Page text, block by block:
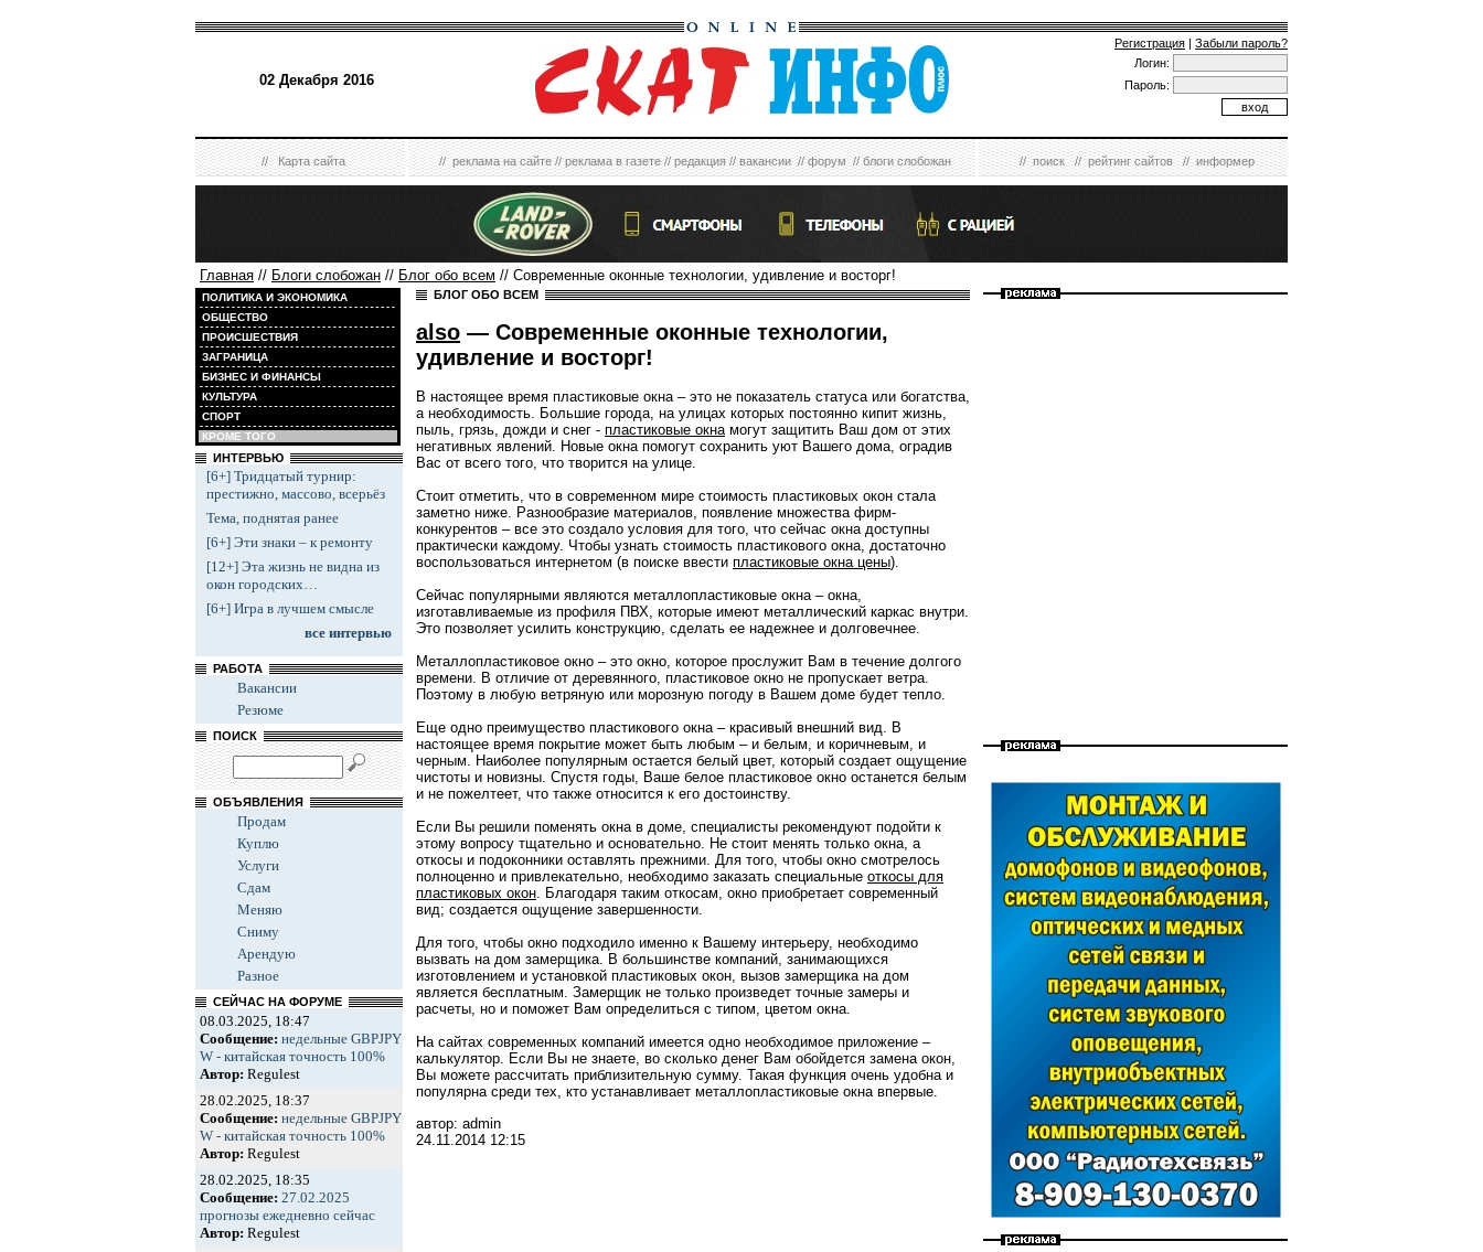
02 Декабря 2016
Регистрация | Забыли пароль?
Логин:
Пароль:
//Карта сайта //реклама на сайте//реклама в газете//редакция//вакансии//форум//блоги слобожан //поиск//рейтинг сайтов//информер
Главная // Блоги слобожан // Блог обо всем // Современные оконные технологии, удивление и восторг!
ПОЛИТИКА И ЭКОНОМИКА
ОБЩЕСТВО
ПРОИСШЕСТВИЯ
ЗАГРАНИЦА
БИЗНЕС И ФИНАНСЫ
КУЛЬТУРА
СПОРТ
КРОМЕ ТОГО
ИНТЕРВЬЮ
[6+] Тридцатый турнир:
престижно, массово, всерьёз
Тема, поднятая ранее
[6+] Эти знаки – к ремонту
[12+] Эта жизнь не видна из
окон городских…
[6+] Игра в лучшем смысле
все интервью
РАБОТА
Вакансии
Резюме
ПОИСК
ОБЪЯВЛЕНИЯ
Продам
Куплю
Услуги
Сдам
Меняю
Сниму
Арендую
Разное
СЕЙЧАС НА ФОРУМЕ
08.03.2025, 18:47
Сообщение: недельные GBPJPY
W - китайская точность 100%
Автор: Regulest
28.02.2025, 18:37
Сообщение: недельные GBPJPY
W - китайская точность 100%
Автор: Regulest
28.02.2025, 18:35
Сообщение: 27.02.2025
прогнозы ежедневно сейчас
Автор: Regulest
БЛОГ ОБО ВСЕМ
also — Современные оконные технологии,
удивление и восторг!
В настоящее время пластиковые окна – это не показатель статуса или богатства,
а необходимость. Большие города, на улицах которых постоянно кипит жизнь,
пыль, грязь, дожди и снег - пластиковые окнамогут защитить Ваш дом от этих
негативных явлений. Новые окна помогут сохранить уют Вашего дома, оградив
Вас от всего того, что творится на улице.
Стоит отметить, что в современном мире стоимость пластиковых окон стала
заметно ниже. Разнообразие материалов, появление множества фирм-
конкурентов – все это создало условия для того, что сейчас окна доступны
практически каждому. Чтобы узнать стоимость пластикового окна, достаточно
воспользоваться интернетом (в поиске ввести пластиковые окна цены).
Сейчас популярными являются металлопластиковые окна – окна,
изготавливаемые из профиля ПВХ, которые имеют металлический каркас внутри.
Это позволяет усилить конструкцию, сделать ее надежнее и долговечнее.
Металлопластиковое окно – это окно, которое прослужит Вам в течение долгого
времени. В отличие от деревянного, пластиковое окно не пропускает ветра.
Поэтому в любую ветряную или морозную погоду в Вашем доме будет тепло.
Еще одно преимущество пластикового окна – красивый внешний вид. В
настоящее время покрытие может быть любым – и белым, и коричневым, и
черным. Наиболее популярным остается белый цвет, который создает ощущение
чистоты и новизны. Спустя годы, Ваше белое пластиковое окно останется белым
и не пожелтеет, что также относится к его достоинству.
Если Вы решили поменять окна в доме, специалисты рекомендуют подойти к
этому вопросу тщательно и основательно. Не стоит менять только окна, а
откосы и подоконники оставлять прежними. Для того, чтобы окно смотрелось
полноценно и привлекательно, необходимо заказать специальные откосы для
пластиковых окон. Благодаря таким откосам, окно приобретает современный
вид; создается ощущение завершенности.
Для того, чтобы окно подходило именно к Вашему интерьеру, необходимо
вызвать на дом замерщика. В большинстве компаний, занимающихся
изготовлением и установкой пластиковых окон, вызов замерщика на дом
является бесплатным. Замерщик не только произведет точные замеры и
расчеты, но и поможет Вам определиться с типом, цветом окна.
На сайтах современных компаний имеется одно необходимое приложение –
калькулятор. Если Вы не знаете, во сколько денег Вам обойдется замена окон,
Вы можете рассчитать приблизительную сумму. Такая функция очень удобна и
популярна среди тех, кто устанавливает металлопластиковые окна впервые.
автор: admin
24.11.2014 12:15